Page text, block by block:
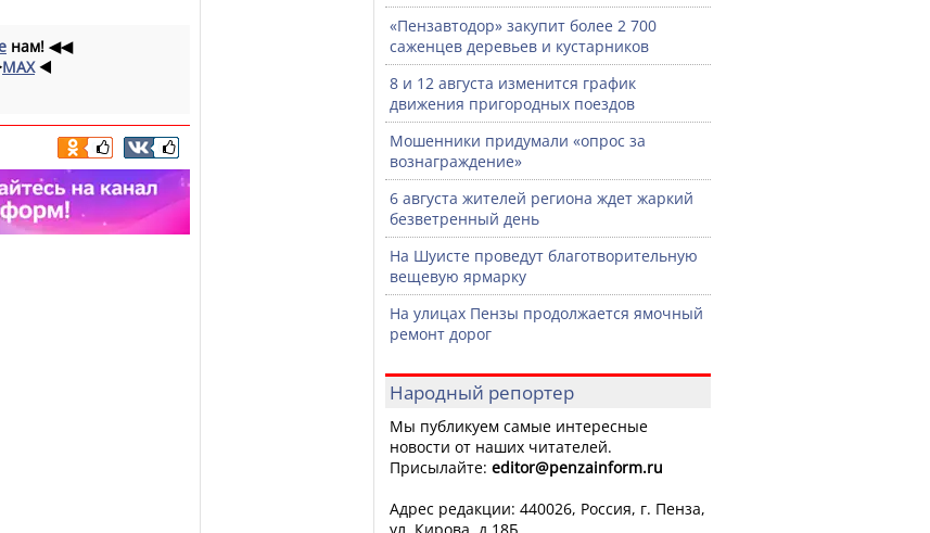
нам! ◀◀
MAX ◀️
«Пензавтодор» закупит более 2 700
саженцев деревьев и кустарников
8 и 12 августа изменится график
движения пригородных поездов
Мошенники придумали «опрос за
вознаграждение»
6 августа жителей региона ждет жаркий
безветренный день
На Шуисте проведут благотворительную
вещевую ярмарку
На улицах Пензы продолжается ямочный
ремонт дорог
Народный репортер
Мы публикуем самые интересные
новости от наших читателей.
Присылайте: editor@penzainform.ru
Адрес редакции: 440026, Россия, г. Пенза,